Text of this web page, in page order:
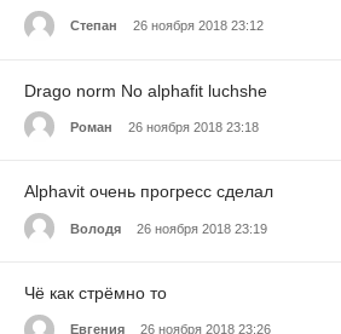
Степан 26 ноября 2018 23:12
Drago norm No alphafit luchshe
Роман 26 ноября 2018 23:18
Alphavit очень прогресс сделал
Володя 26 ноября 2018 23:19
Чё как стрёмно то
Евгения 26 ноября 2018 23:26